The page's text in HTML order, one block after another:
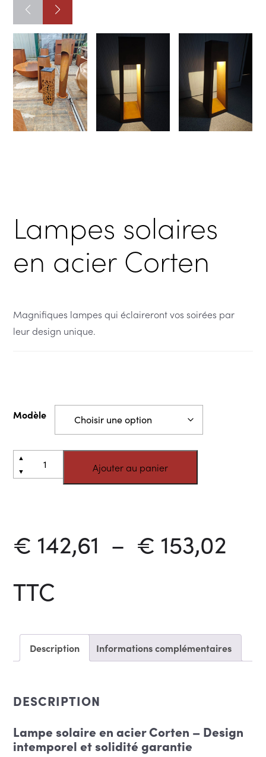
Lampes solaires
en acier Corten
Magnifiques lampes qui éclaireront vos soirées par
leur design unique.
Modèle
▲
▼
Lampes
Ajouter au panier
€ 142,61 – € 153,02
à
TTC
Description Informations complémentaires
DESCRIPTION
Lampe solaire en acier Corten – Design
intemporel et solidité garantie